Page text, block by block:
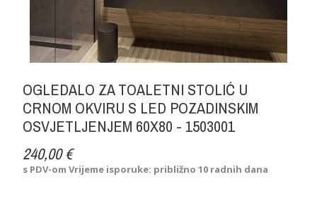
OGLEDALO ZA TOALETNI STOLIĆ U
CRNOM OKVIRU S LED POZADINSKIM
OSVJETLJENJEM 60X80 - 1503001
240,00 €
s PDV-omVrijeme isporuke: približno 10 radnih dana